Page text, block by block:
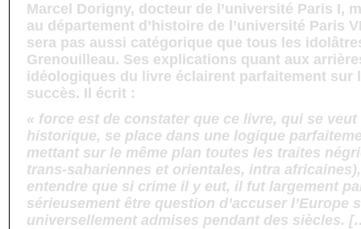
Marcel Dorigny, docteur de l’université Paris I,
au département d’histoire de l’université Paris
sera pas aussi catégorique que tous les
Grenouilleau. Ses explications quant aux
idéologiques du livre éclairent parfaitement sur
succès. Il écrit :
« force est de constater que ce livre, qui se
historique, se place dans une logique
mettant sur le même plan toutes les traites
trans-sahariennes et orientales, intra
entendre que si crime il y eut, il fut largement
sérieusement être question d’accuser l’Europe
universellement admises pendant des siècles.